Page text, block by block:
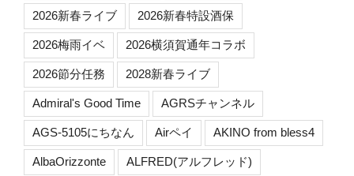
2026新春ライブ 2026新春特設酒保
2026梅雨イベ 2026横須賀通年コラボ
2026節分任務 2028新春ライブ
Admiral's Good Time AGRSチャンネル
AGS-5105にちなん Airペイ AKINO from bless4
AlbaOrizzonte ALFRED(アルフレッド)